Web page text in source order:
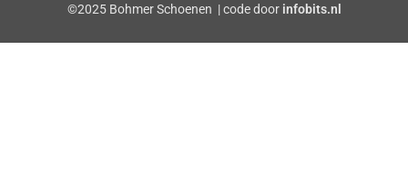
©2025 Bohmer Schoenen | code door infobits.nl